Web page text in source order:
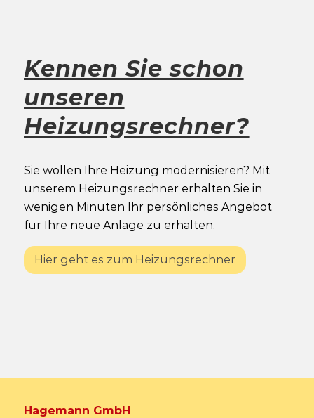
Kennen Sie schon
unseren
Heizungsrechner?
Sie wollen Ihre Heizung modernisieren? Mit
unserem Heizungsrechner erhalten Sie in
wenigen Minuten Ihr persönliches Angebot
für Ihre neue Anlage zu erhalten.
Hier geht es zum Heizungsrechner
Hagemann GmbH